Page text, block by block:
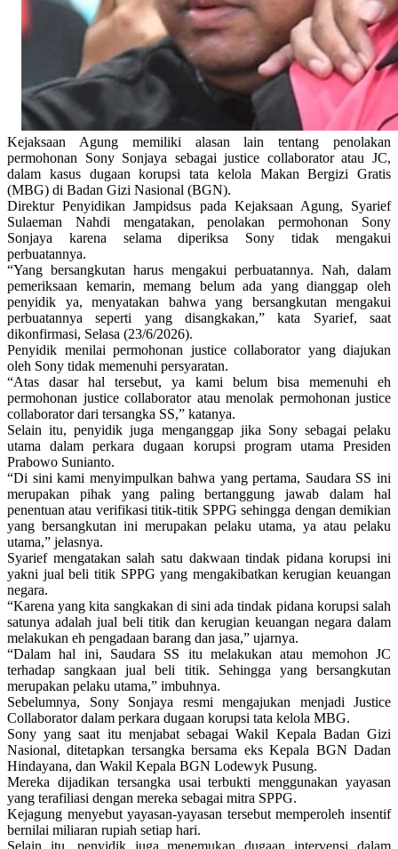
Kejaksaan Agung memiliki alasan lain tentang penolakan
permohonan Sony Sonjaya sebagai justice collaborator atau JC,
dalam kasus dugaan korupsi tata kelola Makan Bergizi Gratis
(MBG) di Badan Gizi Nasional (BGN).
Direktur Penyidikan Jampidsus pada Kejaksaan Agung, Syarief
Sulaeman Nahdi mengatakan, penolakan permohonan Sony
Sonjaya karena selama diperiksa Sony tidak mengakui
perbuatannya.
“Yang bersangkutan harus mengakui perbuatannya. Nah, dalam
pemeriksaan kemarin, memang belum ada yang dianggap oleh
penyidik ya, menyatakan bahwa yang bersangkutan mengakui
perbuatannya seperti yang disangkakan,” kata Syarief, saat
dikonfirmasi, Selasa (23/6/2026).
Penyidik menilai permohonan justice collaborator yang diajukan
oleh Sony tidak memenuhi persyaratan.
“Atas dasar hal tersebut, ya kami belum bisa memenuhi eh
permohonan justice collaborator atau menolak permohonan justice
collaborator dari tersangka SS,” katanya.
Selain itu, penyidik juga menganggap jika Sony sebagai pelaku
utama dalam perkara dugaan korupsi program utama Presiden
Prabowo Sunianto.
“Di sini kami menyimpulkan bahwa yang pertama, Saudara SS ini
merupakan pihak yang paling bertanggung jawab dalam hal
penentuan atau verifikasi titik-titik SPPG sehingga dengan demikian
yang bersangkutan ini merupakan pelaku utama, ya atau pelaku
utama,” jelasnya.
Syarief mengatakan salah satu dakwaan tindak pidana korupsi ini
yakni jual beli titik SPPG yang mengakibatkan kerugian keuangan
negara.
“Karena yang kita sangkakan di sini ada tindak pidana korupsi salah
satunya adalah jual beli titik dan kerugian keuangan negara dalam
melakukan eh pengadaan barang dan jasa,” ujarnya.
“Dalam hal ini, Saudara SS itu melakukan atau memohon JC
terhadap sangkaan jual beli titik. Sehingga yang bersangkutan
merupakan pelaku utama,” imbuhnya.
Sebelumnya, Sony Sonjaya resmi mengajukan menjadi Justice
Collaborator dalam perkara dugaan korupsi tata kelola MBG.
Sony yang saat itu menjabat sebagai Wakil Kepala Badan Gizi
Nasional, ditetapkan tersangka bersama eks Kepala BGN Dadan
Hindayana, dan Wakil Kepala BGN Lodewyk Pusung.
Mereka dijadikan tersangka usai terbukti menggunakan yayasan
yang terafiliasi dengan mereka sebagai mitra SPPG.
Kejagung menyebut yayasan-yayasan tersebut memperoleh insentif
bernilai miliaran rupiah setiap hari.
Selain itu, penyidik juga menemukan dugaan intervensi dalam